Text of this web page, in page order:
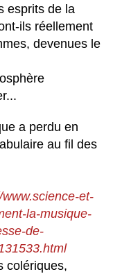
esprits de la
ils réellement
devenues le
a perdu en
au fil des
et-
la-musique-
de-
colériques,